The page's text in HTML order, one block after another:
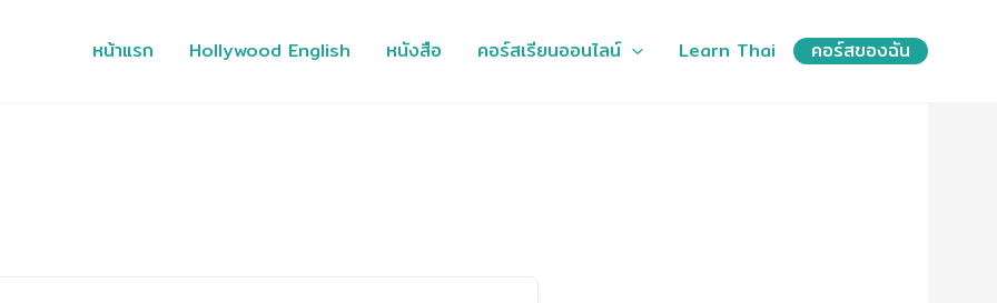
หน้าแรก Hollywood English หนังสือ คอร์สเรียนออนไลน์ Learn Thai คอร์สของฉัน